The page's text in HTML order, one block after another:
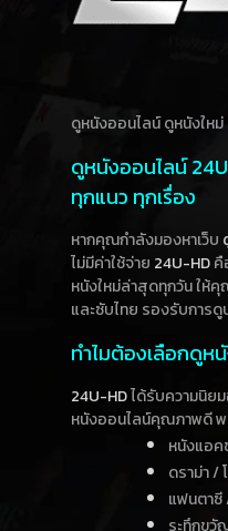
ดูหนังออนไลน์ ดูหนังใหม่
ดูหนังออนไลน์
ทุกแนว ทุกเรื่อง
หากคุณกำลังมองหาเว็บ
ไม่มีค่าใช้จ่าย 24U-HDคื
หนังใหม่ล่าสุดทุกวัน ใ
และซับไทย รองรับการ
ทำไมต้องเลือกดูห
24U-HDได้รับความนิย
หนังออนไลน์คุณภาพดี พ
หนังแอ
ดราม่า /
แฟนตาซี
ระทึกข